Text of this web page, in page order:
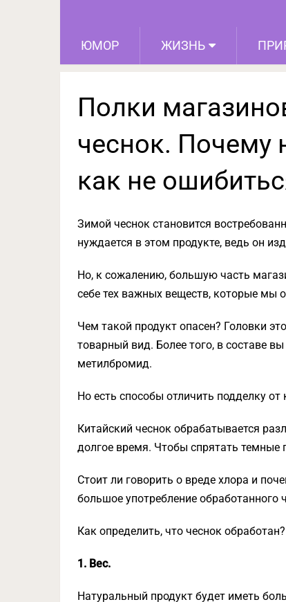
ЮМОР ЖИЗНЬ
Полки
чеснок. Почему
как не
Зимой чеснок становится
нуждается в этом продукте, ведь он
Но, к сожалению, большую часть
себе тех важных веществ, которые мы
Чем такой продукт опасен? Головки
товарный вид. Более того, в составе
метилбромид.
Но есть способы отличить подделку
Китайский чеснок обрабатывается
долгое время. Чтобы спрятать темные
Стоит ли говорить о вреде хлора и
большое употребление
Как определить, что чеснок обработан?
1. Вес.
Натуральный продукт будет иметь